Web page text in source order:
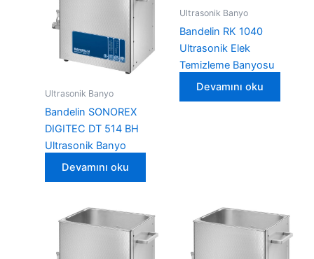
Ultrasonik Banyo
Bandelin SONOREX
DIGITEC DT 514 BH
Ultrasonik Banyo
Devamını oku
Ultrasonik Banyo
Bandelin RK 1040
Ultrasonik Elek
Temizleme Banyosu
Devamını oku